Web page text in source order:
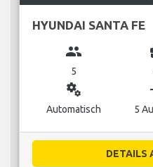
HYUNDAI SANTA FE
group
5
miscellaneous_services
Automatisch 5
DETAILS